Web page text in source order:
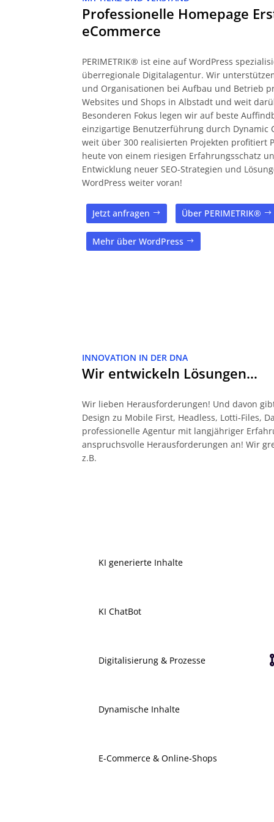
Professionelle Homepage
eCommerce
PERIMETRIK® ist eine auf WordPress
überregionale Digitalagentur. Wir
und Organisationen bei Aufbau und Betrieb
Websites und Shops in Albstadt und weit
Besonderen Fokus legen wir auf beste
einzigartige Benutzerführung durch Dynamic
weit über 300 realisierten Projekten profitiert
heute von einem riesigen Erfahrungsschatz
Entwicklung neuer SEO-Strategien und
WordPress weiter voran!
Jetzt anfragen Über PERIMETRIK®
Mehr über WordPress
INNOVATION IN DER DNA
Wir entwickeln Lösungen…
Wir lieben Herausforderungen! Und davon
Design zu Mobile First, Headless, Lotti-Files,
professionelle Agentur mit langjähriger
anspruchsvolle Herausforderungen an! Wir
z.B.
KI generierte Inhalte
KI ChatBot
Digitalisierung & Prozesse
Dynamische Inhalte
E-Commerce & Online-Shops